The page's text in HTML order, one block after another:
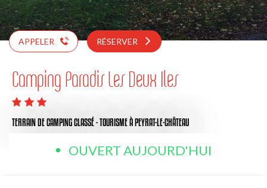
APPELER RÉSERVER
Camping Paradis Les Deux Iles
TERRAIN DE CAMPING CLASSÉ - TOURISMEÀ PEYRAT-LE-CHÂTEAU
OUVERT AUJOURD'HUI